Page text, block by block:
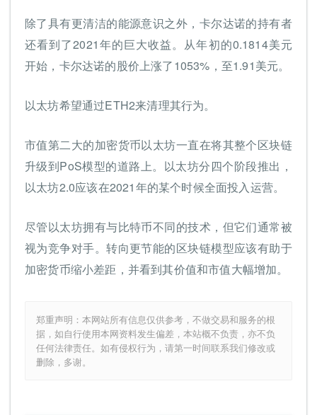
除了具有更清洁的能源意识之外，卡尔达诺的持有者
还看到了2021年的巨大收益。从年初的0.1814美元
开始，卡尔达诺的股价上涨了1053%，至1.91美元。
以太坊希望通过ETH2来清理其行为。
市值第二大的加密货币以太坊一直在将其整个区块链
升级到PoS模型的道路上。以太坊分四个阶段推出，
以太坊2.0应该在2021年的某个时候全面投入运营。
尽管以太坊拥有与比特币不同的技术，但它们通常被
视为竞争对手。转向更节能的区块链模型应该有助于
加密货币缩小差距，并看到其价值和市值大幅增加。
郑重声明：本网站所有信息仅供参考，不做交易和服务的根
据，如自行使用本网资料发生偏差，本站概不负责，亦不负
任何法律责任。如有侵权行为，请第一时间联系我们修改或
删除，多谢。